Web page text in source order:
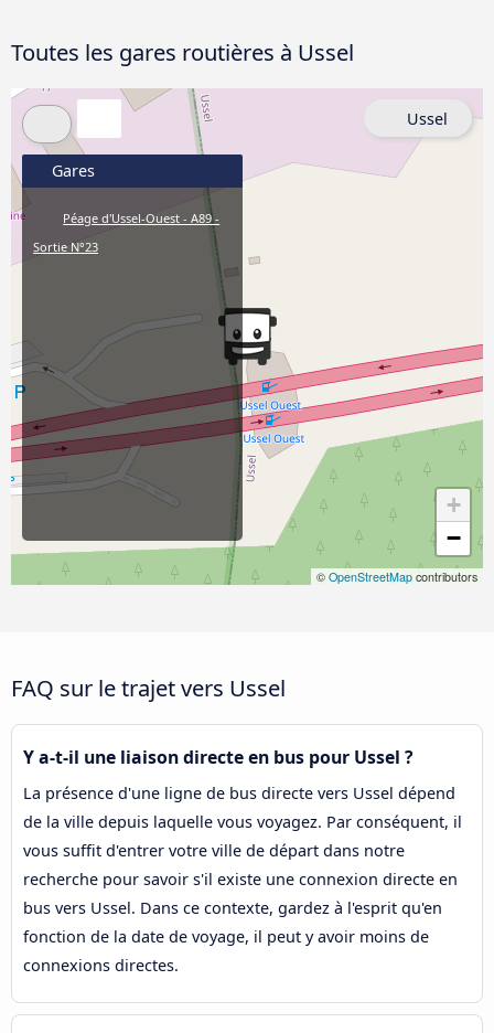
Toutes les gares routières à Ussel
+
−
© OpenStreetMap contributors
Gares
Péage d'Ussel-Ouest - A89 -
Sortie N°23
Ussel
FAQ sur le trajet vers Ussel
Y a-t-il une liaison directe en bus pour Ussel ?
La présence d'une ligne de bus directe vers Ussel dépend
de la ville depuis laquelle vous voyagez. Par conséquent, il
vous suffit d'entrer votre ville de départ dans notre
recherche pour savoir s'il existe une connexion directe en
bus vers Ussel. Dans ce contexte, gardez à l'esprit qu'en
fonction de la date de voyage, il peut y avoir moins de
connexions directes.